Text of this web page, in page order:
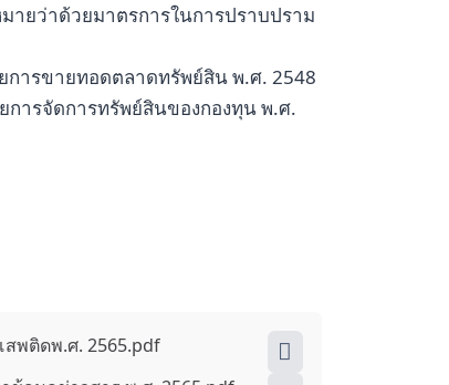
ายว่าด้วยมาตรการในการปราบปราม
การขายทอดตลาดทรัพย์สิน พ.ศ. 2548
ารจัดการทรัพย์สินของกองทุน พ.ศ.
สพติดพ.ศ. 2565.pdf